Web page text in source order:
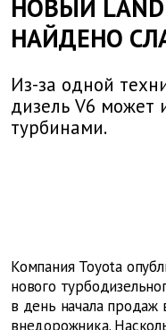
НОВЫЙ LAND
НАЙДЕНО
Из-за одной
дизель V6 может
турбинами.
Компания Toyota
нового
в день начала продаж
внедорожника.